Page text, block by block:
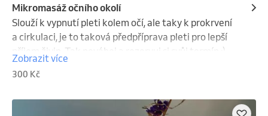
Mikromasáž očního okolí
Slouží k vypnutí pleti kolem očí, ale taky k prokrvení
a cirkulaci, je to taková předpříprava pleti pro lepší
příjem živin. Tak neváhej a rezervuj si svůj termín :)
Zobrazit více
300 Kč